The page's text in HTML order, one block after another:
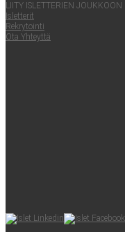
LII­TY ISLET­TE­RIEN JOUKKOON
Islet­te­rit
Rek­ry­toin­ti
Ota Yhteyt­tä